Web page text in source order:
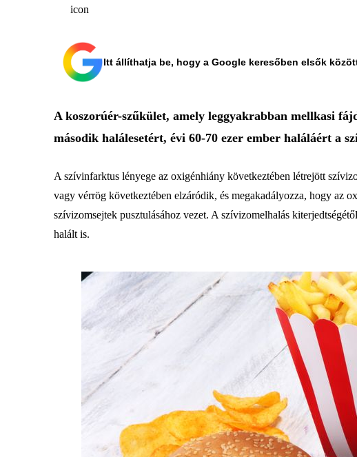
Itt állíthatja be, hogy a Google keresőben elsők
A koszorúér-szűkület, amely leggyakrabban mellkasi
második halálesetért, évi 60-70 ezer ember haláláért a
A szívinfarktus lényege az oxigénhiány következtében létrejött
vagy vérrög következtében elzáródik, és megakadályozza, hogy az
szívizomsejtek pusztulásához vezet. A szívizomelhalás
halált is.